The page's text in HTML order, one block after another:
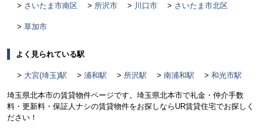
さいたま市南区 所沢市 川口市 さいたま市北区
草加市
よく見られている駅
大宮(埼玉)駅 浦和駅 所沢駅 南浦和駅 和光市駅
埼玉県北本市の賃貸物件ページです。埼玉県北本市で礼金・仲介手数
料・更新料・保証人ナシの賃貸物件をお探しならUR賃貸住宅でお探しく
ださい！